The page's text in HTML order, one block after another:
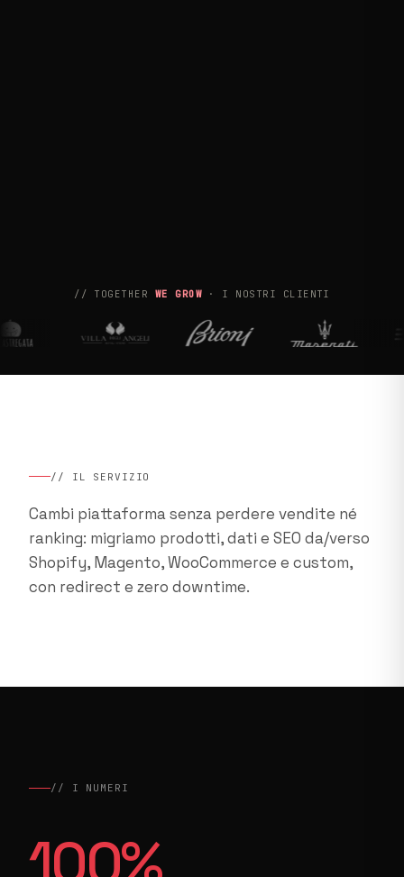
// TOGETHER WE GROW · I NOSTRI CLIENTI
// IL SERVIZIO
Cambi piattaforma senza perdere vendite né
ranking: migriamo prodotti, dati e SEO da/verso
Shopify, Magento, WooCommerce e custom,
con redirect e zero downtime.
// I NUMERI